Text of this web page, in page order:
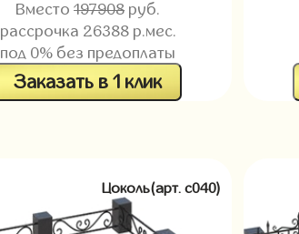
Вместо197908 руб.
рассрочка 26388р.мес.
под 0% без предоплаты
Заказать в 1 клик
Цоколь(арт. c040)